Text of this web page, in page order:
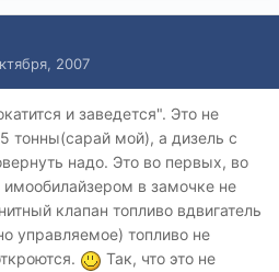
2007
и заведется". Это не
тонны(сарай мой), а дизель с
надо. Это во первых, во
в замочке не
клапан топливо вдвигатель
управляемое) топливо не
Так, что это не